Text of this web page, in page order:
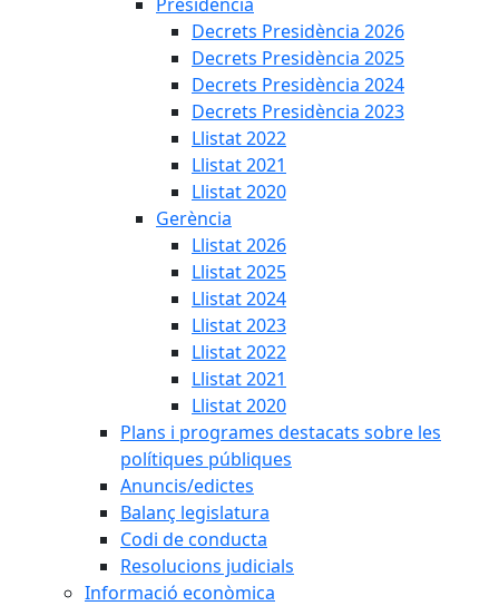
Decrets Presidència 2026
Decrets Presidència 2025
Decrets Presidència 2024
Decrets Presidència 2023
Llistat 2022
Llistat 2021
Llistat 2020
Gerència
Llistat 2026
Llistat 2025
Llistat 2024
Llistat 2023
Llistat 2022
Llistat 2021
Llistat 2020
Plans i programes destacats sobre les
polítiques públiques
Anuncis/edictes
Balanç legislatura
Codi de conducta
Resolucions judicials
Informació econòmica